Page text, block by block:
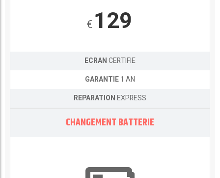
€129
ECRANCERTIFIE
GARANTIE1 AN
REPARATIONEXPRESS
CHANGEMENT BATTERIE